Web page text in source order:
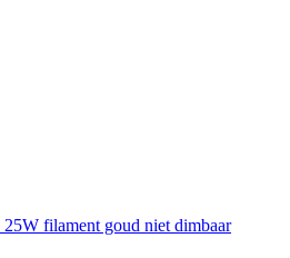
filament goud niet dimbaar